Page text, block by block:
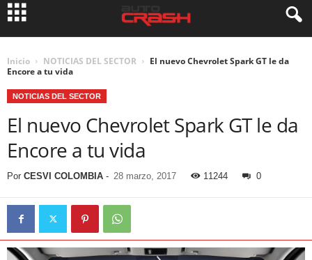
Inicio NOTICIAS DEL SECTOR
El nuevo Chevrolet Spark GT le da
Encore a tu vida
NOTICIAS DEL SECTOR
El nuevo Chevrolet Spark GT le da
Encore a tu vida
Por CESVI COLOMBIA - 28 marzo, 2017 11244 0